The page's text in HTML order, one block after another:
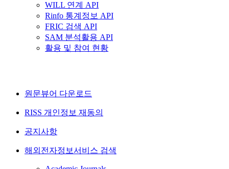
WILL 연계 API
Rinfo 통계정보 API
FRIC 검색 API
SAM 분석활용 API
활용 및 참여 현황
원문뷰어 다운로드
RISS 개인정보 재동의
공지사항
해외전자정보서비스 검색